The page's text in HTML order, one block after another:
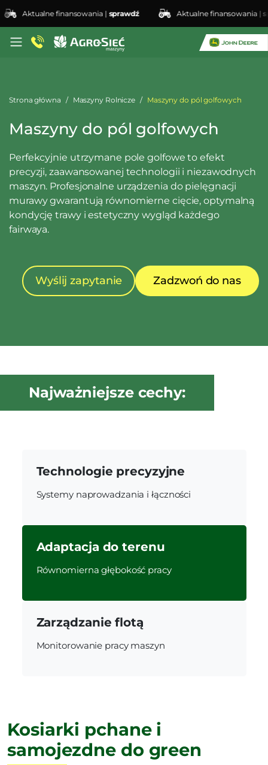
Aktualne finansowania |sprawdź Aktualne finansowania |
Strona główna Maszyny Rolnicze Maszyny do pól golfowych
Maszyny do pól golfowych
Perfekcyjnie utrzymane pole golfowe to efekt
precyzji, zaawansowanej technologii i niezawodnych
maszyn. Profesjonalne urządzenia do pielęgnacji
murawy gwarantują równomierne cięcie, optymalną
kondycję trawy i estetyczny wygląd każdego
fairwaya.
Wyślij zapytanie Zadzwoń do nas
Najważniejsze cechy:
Technologie precyzyjne
Systemy naprowadzania i łączności
Adaptacja do terenu
Równomierna głębokość pracy
Zarządzanie flotą
Monitorowanie pracy maszyn
Kosiarki pchane i
samojezdne do green